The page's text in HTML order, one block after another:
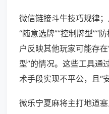
微信链接斗牛技巧规律
“随意选牌”“控制牌型”“
户反映其他玩家可能存
型”的情况。这些工具通
术手段实现不平公，且“
微乐宁夏麻将主打地道